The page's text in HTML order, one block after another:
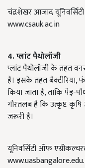
चंद्रशेखर आजाद
www.csauk.ac.in
4.प्लांट पैथोलॉजी
प्लांट पैथोलॉजी के तहत
है। इसके तहत बैक्टीरिया,
किया जाता है, ताकि पेड़-
गौरतलब है कि उत्कृष्ट कृषि
जरूरी है।
यूनिवर्सिटी ऑफ